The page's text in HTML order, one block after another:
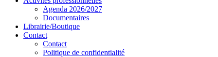
Agenda 2026/2027
Documentaires
Librairie/Boutique
Contact
Contact
Politique de confidentialité